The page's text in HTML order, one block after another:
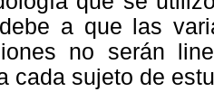
a que las
no serán
cada sujeto de